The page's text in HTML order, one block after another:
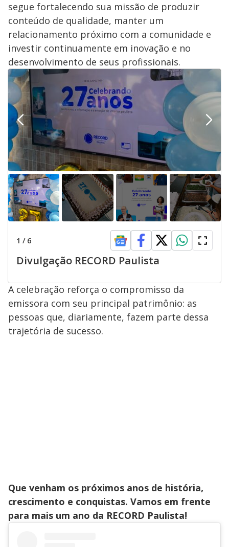
segue fortalecendo sua missão de produzir
conteúdo de qualidade, manter um
relacionamento próximo com a comunidade e
investir continuamente em inovação e no
desenvolvimento de seus profissionais.
1 / 6
Divulgação RECORD Paulista
A celebração reforça o compromisso da
emissora com seu principal patrimônio: as
pessoas que, diariamente, fazem parte dessa
trajetória de sucesso.
Que venham os próximos anos de história,
crescimento e conquistas. Vamos em frente
para mais um ano da RECORD Paulista!